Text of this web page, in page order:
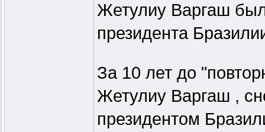
Жетулиу Варгаш
президента
За 10 лет до
Жетулиу Варгаш ,
президентом